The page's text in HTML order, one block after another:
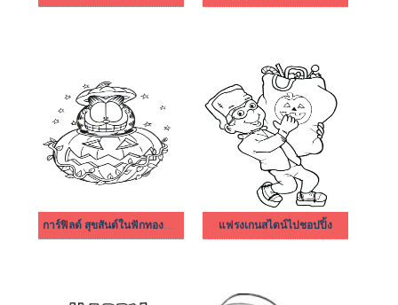
การ์ฟิลด์ สุขสันต์ในฟักทองฮาโลวีน แฟรงเกนสไตน์ไปชอปปิ้ง